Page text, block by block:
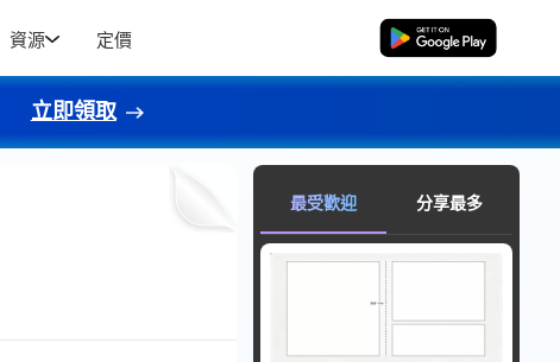
資源 定價 免費下載
立即領取
最受歡迎 分享最多